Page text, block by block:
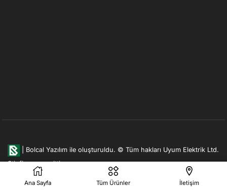
Ana Sayfa Tüm Ürünler İletişim
Bolcal Yazılım ile oluşturuldu. © Tüm hakları Uyum Elektrik Ltd.
Şti. firmasına aittir.